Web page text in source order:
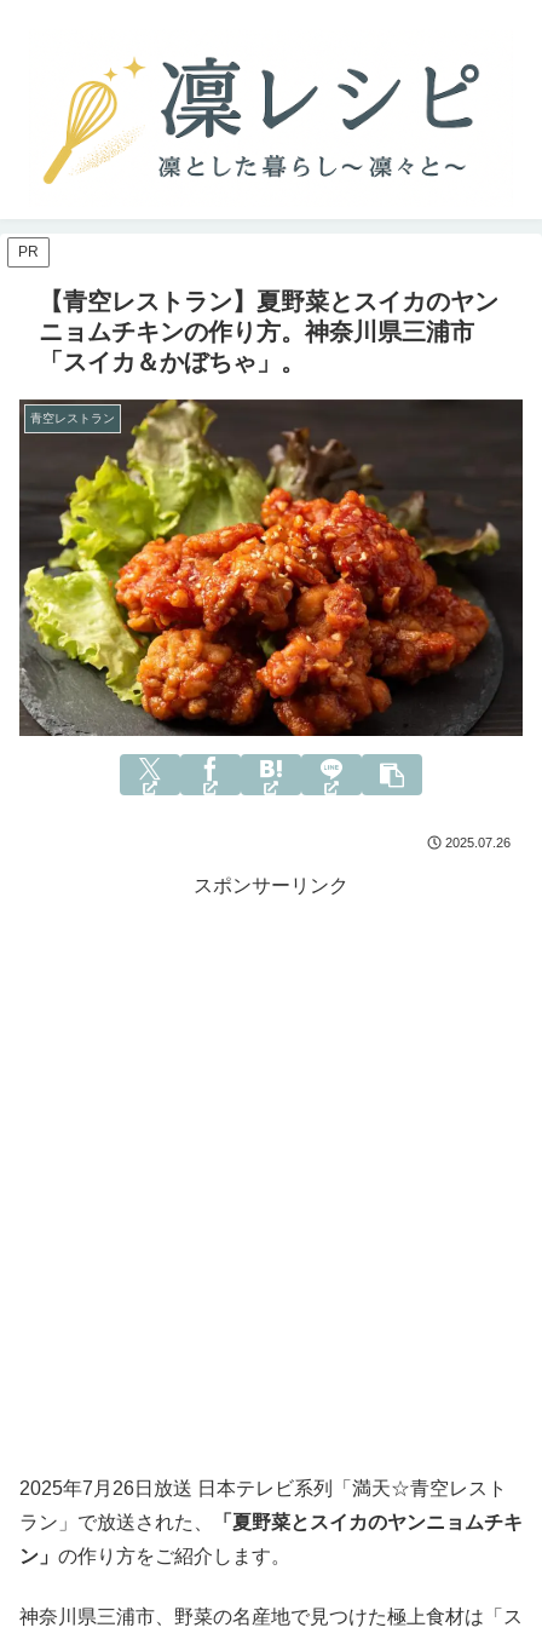
PR
【青空レストラン】夏野菜とスイカのヤン
ニョムチキンの作り方。神奈川県三浦市
「スイカ＆かぼちゃ」。
青空レストラン
2025.07.26
スポンサーリンク
2025年7月26日放送 日本テレビ系列「満天☆青空レスト
ラン」で放送された、
「夏野菜とスイカのヤンニョムチキ
ン」 の作り方をご紹介します。
神奈川県三浦市、野菜の名産地で見つけた極上食材は「ス